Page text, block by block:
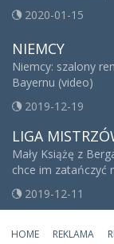
2020-01-15
NIEMCY
Niemcy: szalony
Bayernu (video)
2019-12-19
LIGA
Mały Książę z
chce im zatańczyć
2019-12-11
HOME REKLAMA